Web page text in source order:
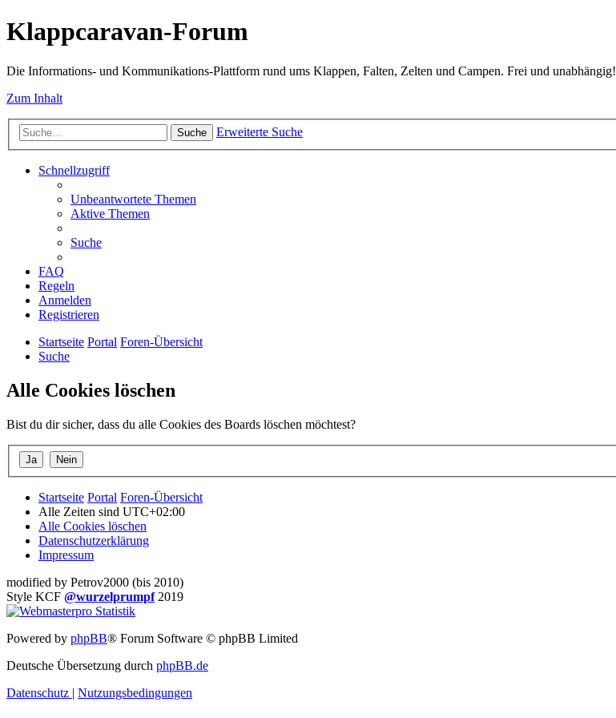
Klappcaravan-Forum
Die Informations- und Kommunikations-Plattform rund ums Klappen, Falten, Zelten und Campen. Frei und unabhängig!
Zum Inhalt
Suche Erweiterte Suche
Schnellzugriff
Unbeantwortete Themen
Aktive Themen
Suche
FAQ
Regeln
Anmelden
Registrieren
Startseite Portal Foren-Übersicht
Suche
Alle Cookies löschen
Bist du dir sicher, dass du alle Cookies des Boards löschen möchtest?
Startseite Portal Foren-Übersicht
Alle Zeiten sind UTC+02:00
Alle Cookies löschen
Datenschutzerklärung
Impressum
modified by Petrov2000 (bis 2010)
Style KCF @wurzelprumpf2019
Powered by phpBB® Forum Software © phpBB Limited
Deutsche Übersetzung durch phpBB.de
Datenschutz | Nutzungsbedingungen